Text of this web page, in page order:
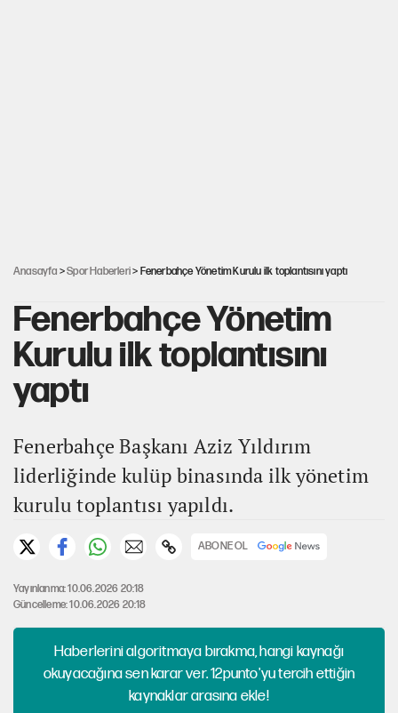
Anasayfa >Spor Haberleri> Fenerbahçe Yönetim Kurulu ilk toplantısını yaptı
Fenerbahçe Yönetim
Kurulu ilk toplantısını
yaptı
Fenerbahçe Başkanı Aziz Yıldırım
liderliğinde kulüp binasında ilk yönetim
kurulu toplantısı yapıldı.
ABONE OL
Yayınlanma: 10.06.2026 20:18
Güncelleme: 10.06.2026 20:18
Haberlerini algoritmaya bırakma, hangi kaynağı
okuyacağına sen karar ver. 12punto'yu tercih ettiğin
kaynaklar arasına ekle!